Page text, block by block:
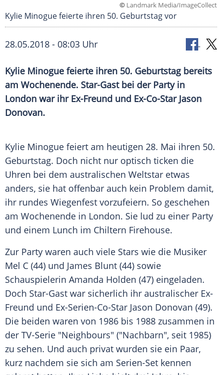
© Landmark Media/ImageCollect
Kylie Minogue feierte ihren 50. Geburtstag vor
28.05.2018 - 08:03 Uhr
Kylie Minogue feierte ihren 50. Geburtstagbereits
am Wochenende. Star-Gast bei der Party in
London war ihr Ex-Freund und Ex-Co-Star Jason
Donovan.
Kylie Minogue feiert am heutigen 28. Mai ihren 50.
Geburtstag. Doch nicht nur optisch ticken die
Uhren bei dem australischen Weltstar etwas
anders, sie hat offenbar auch kein Problem damit,
ihr rundes Wiegenfest vorzufeiern. So geschehen
am Wochenende in London. Sie lud zu einer Party
und einem Lunch im Chiltern Firehouse.
Zur Party waren auch viele Stars wie die Musiker
Mel C (44) und James Blunt (44) sowie
Schauspielerin Amanda Holden (47) eingeladen.
Doch Star-Gast war sicherlich ihr australischer Ex-
Freund und Ex-Serien-Co-Star Jason Donovan (49).
Die beiden waren von 1986 bis 1988 zusammen in
der TV-Serie "Neighbours" ("Nachbarn", seit 1985)
zu sehen. Und auch privat wurden sie ein Paar,
kurz nachdem sie sich am Serien-Set kennen